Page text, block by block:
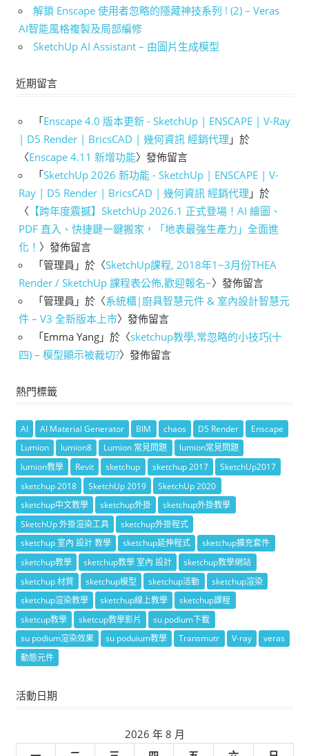
解鎖 Enscape 使用者忽略的隱藏神技系列 ! (2) – Veras
AI智能風格複製及局部編修
SketchUp AI Assistant – 由圖片生成模型
近期留言
「Enscape 4.0 版本更新 - SketchUp | ENSCAPE | V-Ray
| D5 Render | BricsCAD | 幾何資訊 經銷代理 」於
〈Enscape 4.11 新增功能〉發佈留言
「SketchUp 2026 新功能 - SketchUp | ENSCAPE | V-
Ray | D5 Render | BricsCAD | 幾何資訊 經銷代理 」於
〈 【跨年度震撼】SketchUp 2026.1 正式登場！AI 繪圖、
PDF 直入、快捷鍵一鍵搬家，「地表最強生產力」全面進
化！ 〉發佈留言
「管理員 」於〈SketchUp課程, 2018年1~3月份THEA
Render / SketchUp 課程表公佈,歡迎報名~〉發佈留言
「管理員 」於〈系統櫃|廚具智慧元件 & 室內設計智慧元
件 – V3 全新版本上市〉發佈留言
「Emma Yang 」於〈sketchup教學,常忽略的小技巧(十
四) – 模型顯示被裁切?〉發佈留言
熱門標籤
AI AI Material Generator BIM chaos D5 Render
Enscape
Lumion
lumion8 Lumion 常見問題
lumion常見問題
lumion教學
Revit sketchup sketchup 2017
SketchUp2017
sketchup 2018
SketchUp 2019
SketchUp 2020
sketchup中文教學
sketchup外掛
sketchup外掛教學
SketchUp 外掛渲染工具
sketchup外掛程式
sketchup 室內 設計 教學
sketchup延伸程式
sketchup擴充套件
sketchup教學
sketchup教學 室內 設計
sketchup教學網站
sketchup 材質
sketchup模型 sketchup活動
sketchup渲染
sketchup渲染教學
sketchup線上教學
sketchup課程
sketcup教學
sketcup教學影片
su podium下載
su podium渲染效果
su poduium教學 Transmutr V-ray
veras
動態元件
活動日期
2026 年 8 月